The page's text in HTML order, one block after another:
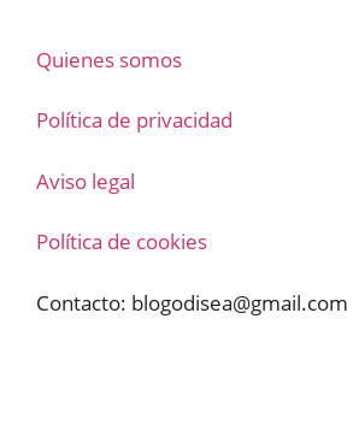
Quienes somos
Política de privacidad
Aviso legal
Política de cookies
Contacto: blogodisea@gmail.com